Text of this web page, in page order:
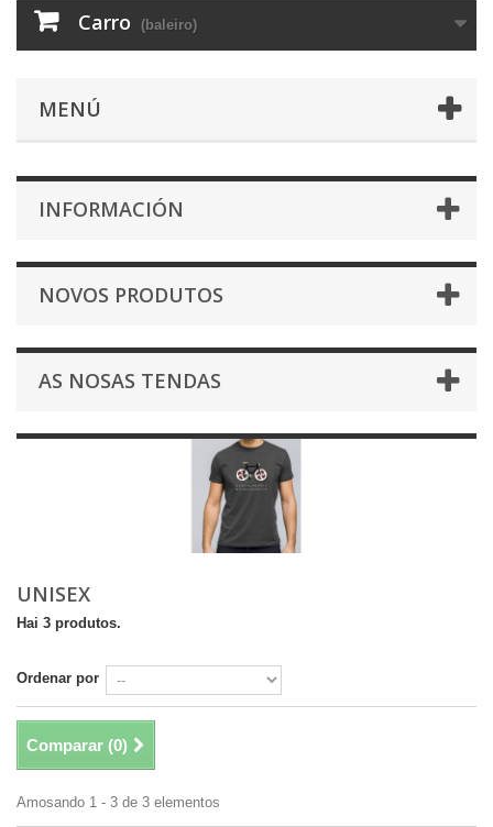
Carro (baleiro)
MENÚ
INFORMACIÓN
NOVOS PRODUTOS
AS NOSAS TENDAS
UNISEX
Hai 3 produtos.
Ordenar por
Comparar (0)
Amosando 1 - 3 de 3 elementos